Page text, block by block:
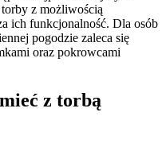
z możliwością
ich funkcjonalność. Dla osób
pogodzie zaleca się
oraz pokrowcami
z torbą